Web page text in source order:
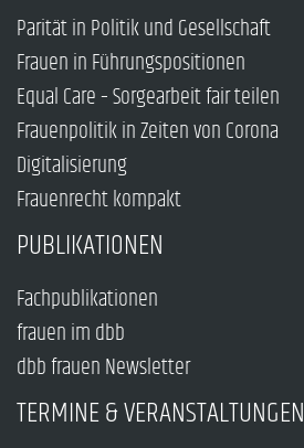
Parität in Politik und Gesellschaft
Frauen in Führungspositionen
Equal Care – Sorgearbeit fair teilen
Frauenpolitik in Zeiten von Corona
Digitalisierung
Frauenrecht kompakt
PUBLIKATIONEN
Fachpublikationen
frauen im dbb
dbb frauen Newsletter
TERMINE & VERANSTALTUNGEN